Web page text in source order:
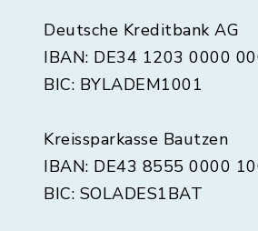
Deutsche Kreditbank AG
IBAN: DE34 1203 0000
BIC: BYLADEM1001
Kreissparkasse Bautzen
IBAN: DE43 8555 0000
BIC: SOLADES1BAT